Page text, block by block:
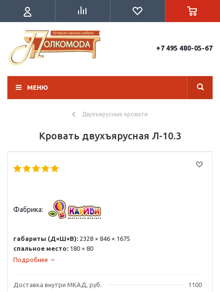
+7 495 480-05-67
МЕНЮ
Двухъярусные кровати
Кровать двухъярусная Л-10.3
Фабрика:
габариты (Д×Ш×В): 2328 × 846 × 1675
спальное место: 180 × 80
Подробнее
Доставка внутри МКАД, руб.
1100